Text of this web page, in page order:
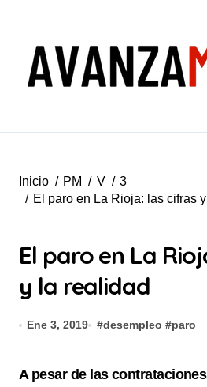
Inicio PM V
3
El paro en La Rioja: las cifras
El paro en La
y la realidad
Ene 3, 2019 #desempleo #paro
A pesar de las contrataciones de la campaña de